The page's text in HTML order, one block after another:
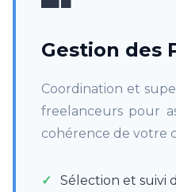
Gestion des
Coordination et
freelanceurs pour
cohérence de votre
Sélection et suivi